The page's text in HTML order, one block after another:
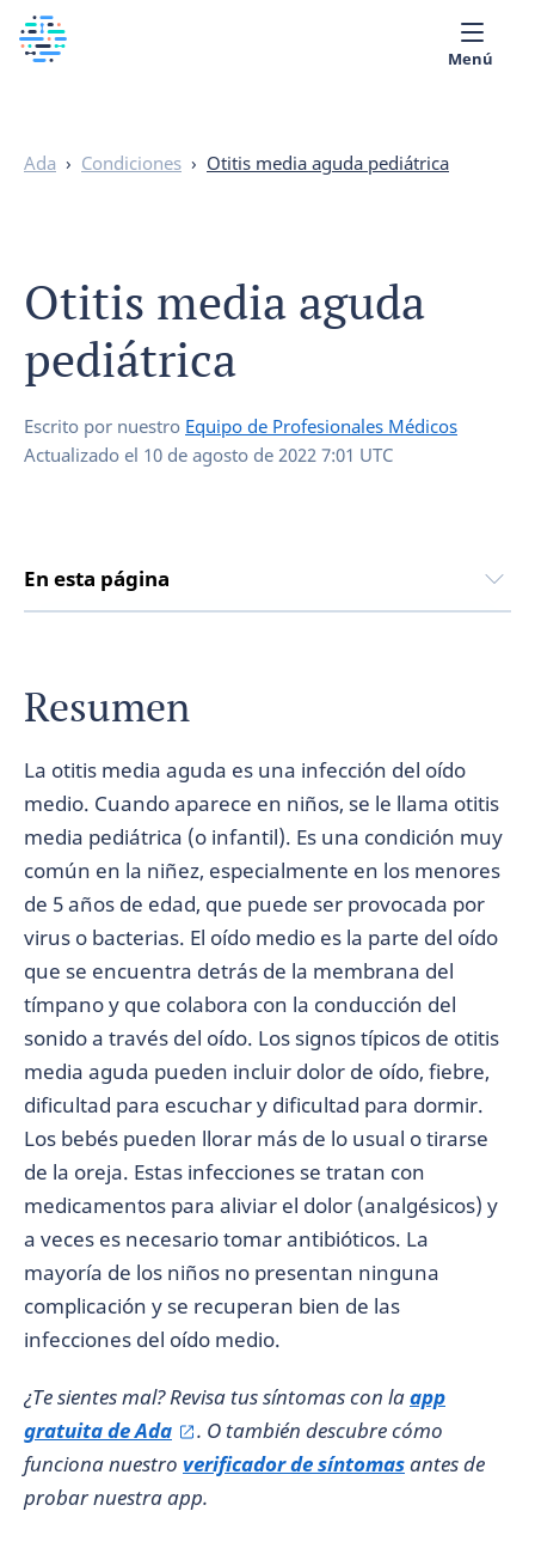
Menú
Ada › Condiciones › Otitis media aguda pediátrica
Otitis media aguda
pediátrica
Escrito por nuestro Equipo de Profesionales Médicos
Actualizado el 10 de agosto de 2022 7:01 UTC
En esta página
Resumen
La otitis media aguda es una infección del oído
medio. Cuando aparece en niños, se le llama otitis
media pediátrica (o infantil). Es una condición muy
común en la niñez, especialmente en los menores
de 5 años de edad, que puede ser provocada por
virus o bacterias. El oído medio es la parte del oído
que se encuentra detrás de la membrana del
tímpano y que colabora con la conducción del
sonido a través del oído. Los signos típicos de otitis
media aguda pueden incluir dolor de oído, fiebre,
dificultad para escuchar y dificultad para dormir.
Los bebés pueden llorar más de lo usual o tirarse
de la oreja. Estas infecciones se tratan con
medicamentos para aliviar el dolor (analgésicos) y
a veces es necesario tomar antibióticos. La
mayoría de los niños no presentan ninguna
complicación y se recuperan bien de las
infecciones del oído medio.
¿Te sientes mal? Revisa tus síntomas con laapp
gratuita de Ada
. O también descubre cómo
funciona nuestro verificador de síntomasantes de
probar nuestra app.